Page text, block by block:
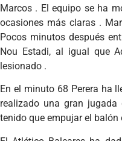
Marcos . El equipo se ha
ocasiones más claras .
Pocos minutos después
Nou Estadi, al igual que
lesionado .
En el minuto 68 Perera ha
realizado una gran
tenido que empujar el balón